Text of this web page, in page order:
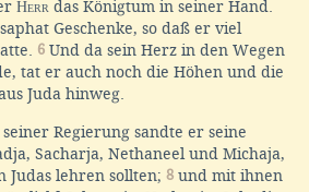
Herr das Königtum in seiner Hand.
Geschenke, so daß er viel
6 Und da sein Herz in den Wegen
tat er auch noch die Höhen und die
Juda hinweg.
Regierung sandte er seine
Sacharja, Nethaneel und Michaja,
Judas lehren sollten; 8 und mit ihnen